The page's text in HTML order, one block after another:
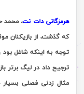
هرمزگانی دات نت،محمد
که گذشت، از بازیکنان
توجه به اینکه شاغل
ترجیح داد در لیگ برتر
مثال زدنی فصلی بسیار